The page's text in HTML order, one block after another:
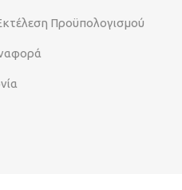
Προϋπολογισμού